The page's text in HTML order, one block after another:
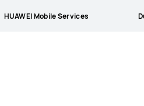
HUAWEI Mobile Services